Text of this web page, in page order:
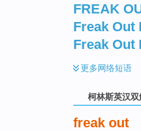
FREAK
Freak Out
Freak Out
更多网络短语
柯林斯英汉
freak out